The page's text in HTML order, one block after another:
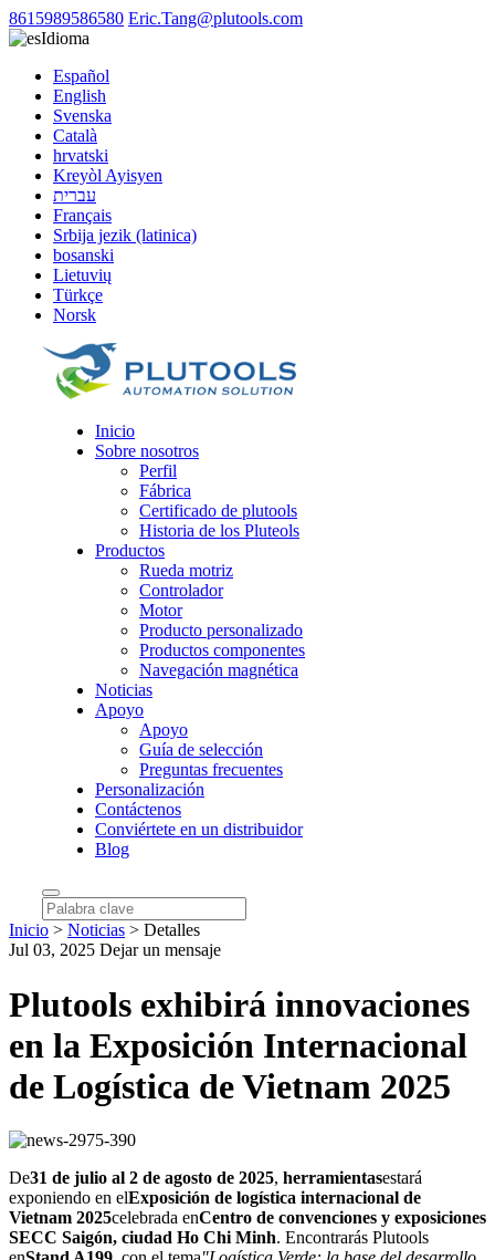
8615989586580 Eric.Tang@plutools.com
Idioma
Español
English
Svenska
Català
hrvatski
Kreyòl Ayisyen
עברית
Français
Srbija jezik (latinica)
bosanski
Lietuvių
Türkçe
Norsk
Inicio
Sobre nosotros
Perfil
Fábrica
Certificado de plutools
Historia de los Pluteols
Productos
Rueda motriz
Controlador
Motor
Producto personalizado
Productos componentes
Navegación magnética
Noticias
Apoyo
Apoyo
Guía de selección
Preguntas frecuentes
Personalización
Contáctenos
Conviértete en un distribuidor
Blog
Inicio > Noticias > Detalles
Jul 03, 2025 Dejar un mensaje
Plutools exhibirá innovaciones
en la Exposición Internacional
de Logística de Vietnam 2025
De31 de julio al 2 de agosto de 2025, herramientasestará
exponiendo en elExposición de logística internacional de
Vietnam 2025celebrada enCentro de convenciones y exposiciones
SECC Saigón, ciudad Ho Chi Minh. Encontrarás Plutools